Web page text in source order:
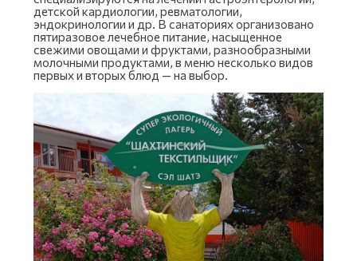
детской кардиологии, ревматологии,
эндокринологии и др. В санаториях организовано
пятиразовое лечебное питание, насыщенное
свежими овощами и фруктами, разнообразными
молочными продуктами, в меню несколько видов
первых и вторых блюд — на выбор.